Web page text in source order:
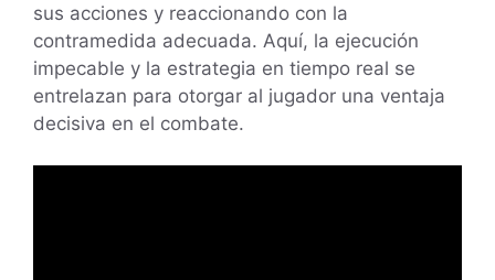
sus acciones y reaccionando con la
contramedida adecuada. Aquí, la ejecución
impecable y la estrategia en tiempo real se
entrelazan para otorgar al jugador una ventaja
decisiva en el combate.